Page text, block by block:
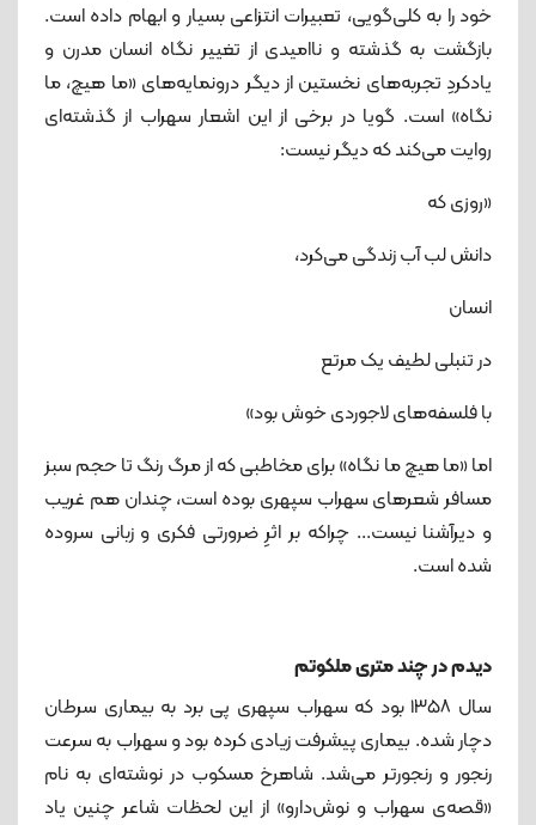
خود را به کلی‌گویی، تعبیرات انتزاعی بسیار و ابهام داده است.
بازگشت به گذشته و ناامیدی از تغییر نگاه انسان مدرن و
یادکردِ تجربه‌های نخستین از دیگر درونمایه‌های «ما هیچ، ما
نگاه» است. گویا در برخی از این اشعار سهراب از گذشته‌ای‌
روایت می‌کند که دیگر نیست:
«روزی که
دانش لب آب زندگی می‌کرد،
انسان
در تنبلی لطیف یک مرتع
با فلسفه‌های لاجوردی خوش بود»
اما «ما هیچ ما نگاه» برای مخاطبی که از مرگ رنگ تا حجم سبز
مسافر شعرهای سهراب سپهری بوده است، چندان هم غریب
و دیرآشنا نیست... چراکه بر اثرِ ضرورتی فکری و زبانی سروده
شده است.
دیدم در چند متری ملکوتم
سال ۱۳۵۸ بود که سهراب سپهری پی برد به بیماری سرطان
دچار شده. بیماری پیشرفت زیادی کرده بود و سهراب به سرعت
رنجور و رنجورتر می‌شد. شاهرخ مسکوب در نوشته‌ای به نام
«قصه‌ی سهراب و نوش‌دارو» از این لحظات شاعر چنین یاد